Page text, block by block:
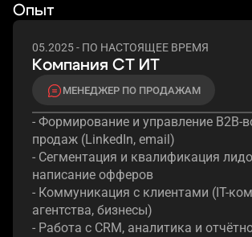
Опыт
05.2025 - ПО НАСТОЯЩЕЕ ВРЕМЯ
Компания СТ ИТ
МЕНЕДЖЕР ПО ПРОДАЖАМ
- Формирование и управление B2B-
продаж (LinkedIn, email)
- Сегментация и квалификация
написание офферов
- Коммуникация с клиентами (IT-
агентства, бизнесы)
- Работа с CRM, аналитика и